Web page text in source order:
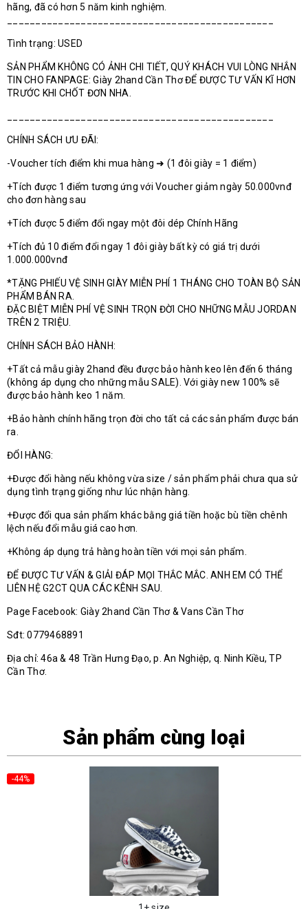
hãng, đã có hơn 5 năm kinh nghiệm.
Tình trạng: USED
SẢN PHẨM KHÔNG CÓ ẢNH CHI TIẾT, QUÝ KHÁCH VUI LÒNG NHẮN
TIN CHO FANPAGE: Giày 2hand Cần Thơ ĐỂ ĐƯỢC TƯ VẤN KĨ HƠN
TRƯỚC KHI CHỐT ĐƠN NHA.
CHÍNH SÁCH ƯU ĐÃI:
-Voucher tích điểm khi mua hàng ➜ (1 đôi giày = 1 điểm)
+Tích được 1 điểm tương ứng với Voucher giảm ngày 50.000vnđ
cho đơn hàng sau
+Tích được 5 điểm đổi ngay một đôi dép Chính Hãng
+Tích đủ 10 điểm đổi ngay 1 đôi giày bất kỳ có giá trị dưới
1.000.000vnđ
*TẶNG PHIẾU VỆ SINH GIÀY MIỄN PHÍ 1 THÁNG CHO TOÀN BỘ SẢN
PHẨM BÁN RA.
ĐẶC BIỆT MIỄN PHÍ VỆ SINH TRỌN ĐỜI CHO NHỮNG MẪU JORDAN
TRÊN 2 TRIỆU.
CHÍNH SÁCH BẢO HÀNH:
+Tất cả mẫu giày 2hand đều được bảo hành keo lên đến 6 tháng
(không áp dụng cho những mẫu SALE). Với giày new 100% sẽ
được bảo hành keo 1 năm.
+Bảo hành chính hãng trọn đời cho tất cả các sản phẩm được bán
ra.
ĐỔI HÀNG:
+Được đổi hàng nếu không vừa size / sản phẩm phải chưa qua sử
dụng tình trạng giống như lúc nhận hàng.
+Được đổi qua sản phẩm khác bằng giá tiền hoặc bù tiền chênh
lệch nếu đổi mẫu giá cao hơn.
+Không áp dụng trả hàng hoàn tiền với mọi sản phẩm.
ĐỂ ĐƯỢC TƯ VẤN & GIẢI ĐÁP MỌI THẮC MẮC. ANH EM CÓ THỂ
LIÊN HỆ G2CT QUA CÁC KÊNH SAU.
Page Facebook: Giày 2hand Cần Thơ & Vans Cần Thơ
Sđt: 0779468891
Địa chỉ: 46a & 48 Trần Hưng Đạo, p. An Nghiệp, q. Ninh Kiều, TP
Cần Thơ.
Sản phẩm cùng loại
-44%